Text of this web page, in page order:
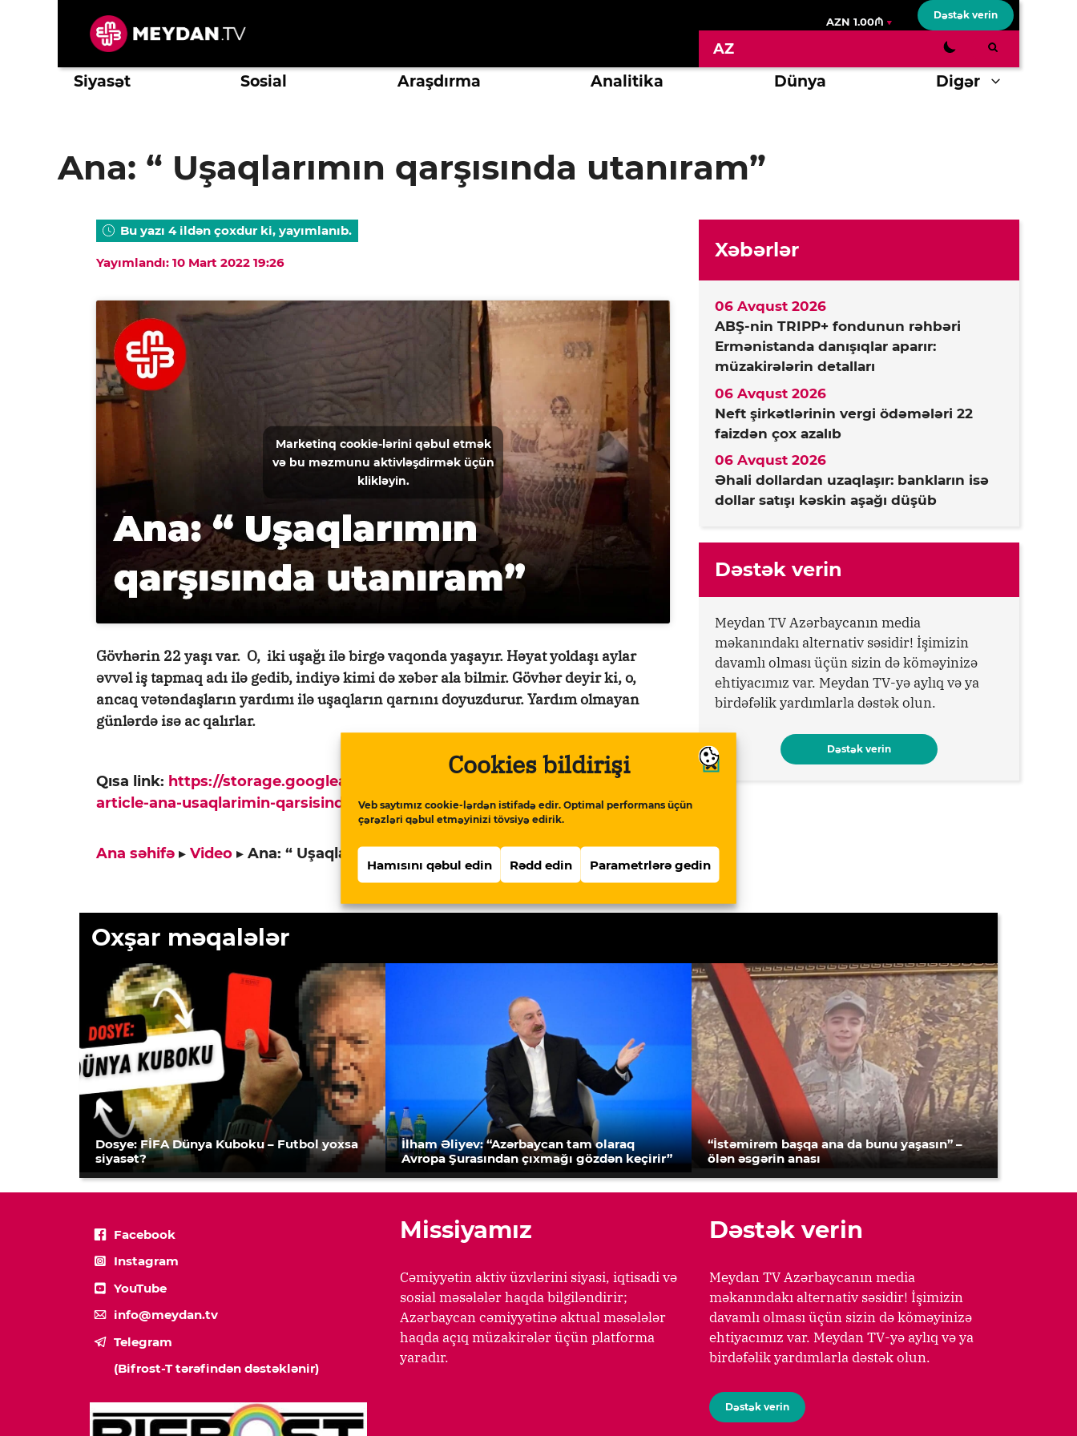
Cookies bildirişi
Veb saytımız cookie-lərdən istifadə edir. Optimal performans üçün
çərəzləri qəbul etməyinizi tövsiyə edirik.
Hamısını qəbul edin Rədd edin Parametrlərə gedin
AZN 1.00₼
Dəstək verin
AZ
Siyasət Sosial Araşdırma Analitika Dünya Digər
Ana: “ Uşaqlarımın qarşısında utanıram”
Bu yazı 4 ildən çoxdur ki, yayımlanıb.
Yayımlandı: 10 Mart 2022 19:26
Marketinq cookie-lərini qəbul etmək
və bu məzmunu aktivləşdirmək üçün
klikləyin.
Gövhərin 22 yaşı var. O, iki uşağı ilə birgə vaqonda yaşayır. Həyat yoldaşı aylar
əvvəl iş tapmaq adı ilə gedib, indiyə kimi də xəbər ala bilmir. Gövhər deyir ki, o,
ancaq vətəndaşların yardımı ilə uşaqların qarnını doyuzdurur. Yardım olmayan
günlərdə isə ac qalırlar.
Qısa link: https://storage.googleapis.com/qurium/www.meydan.tv/az-
article-ana-usaqlarimin-qarsisinda-utaniram.html
Kopyala
Ana səhifə ▸ Video ▸ Ana: “ Uşaqlarımın qarşısında utanıram”
Xəbərlər
ABŞ-nin TRIPP+ fondunun rəhbəri
Ermənistanda danışıqlar aparır:
müzakirələrin detalları
06 Avqust 2026
Neft şirkətlərinin vergi ödəmələri 22
faizdən çox azalıb
06 Avqust 2026
Əhali dollardan uzaqlaşır: bankların isə
dollar satışı kəskin aşağı düşüb
06 Avqust 2026
Dəstək verin
Meydan TV Azərbaycanın media
məkanındakı alternativ səsidir! İşimizin
davamlı olması üçün sizin də köməyinizə
ehtiyacımız var. Meydan TV-yə aylıq və ya
birdəfəlik yardımlarla dəstək olun.
Dəstək verin
Oxşar məqalələr
Dosye: FİFA Dünya Kuboku – Futbol yoxsa
siyasət?
İlham Əliyev: “Azərbaycan tam olaraq
Avropa Şurasından çıxmağı gözdən keçirir”
“İstəmirəm başqa ana da bunu yaşasın” –
ölən əsgərin anası
Facebook
Instagram
YouTube
info@meydan.tv
Telegram
(Bifrost-T tərəfindən dəstəklənir)
Missiyamız
Cəmiyyətin aktiv üzvlərini siyasi, iqtisadi və
sosial məsələlər haqda bilgiləndirir;
Azərbaycan cəmiyyətinə aktual məsələlər
haqda açıq müzakirələr üçün platforma
yaradır.
Dəstək verin
Meydan TV Azərbaycanın media
məkanındakı alternativ səsidir! İşimizin
davamlı olması üçün sizin də köməyinizə
ehtiyacımız var. Meydan TV-yə aylıq və ya
birdəfəlik yardımlarla dəstək olun.
Dəstək verin